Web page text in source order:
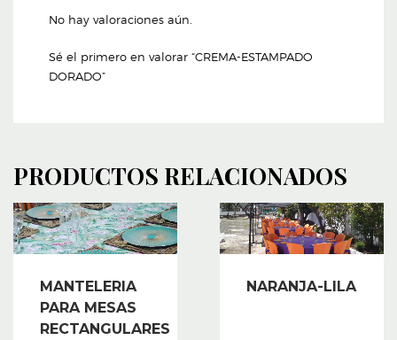
No hay valoraciones aún.
Sé el primero en valorar “CREMA-ESTAMPADO
DORADO”
PRODUCTOS RELACIONADOS
MANTELERIA
PARA MESAS
RECTANGULARES
NARANJA-LILA